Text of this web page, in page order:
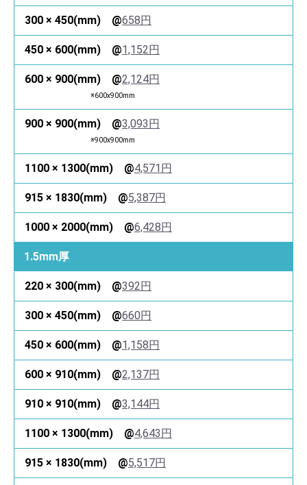
658円
1,152円
2,124円
※600x900mm
3,093円
※900x900mm
4,571円
5,387円
6,428円
1.5mm厚
392円
660円
1,158円
2,137円
3,144円
4,643円
5,517円